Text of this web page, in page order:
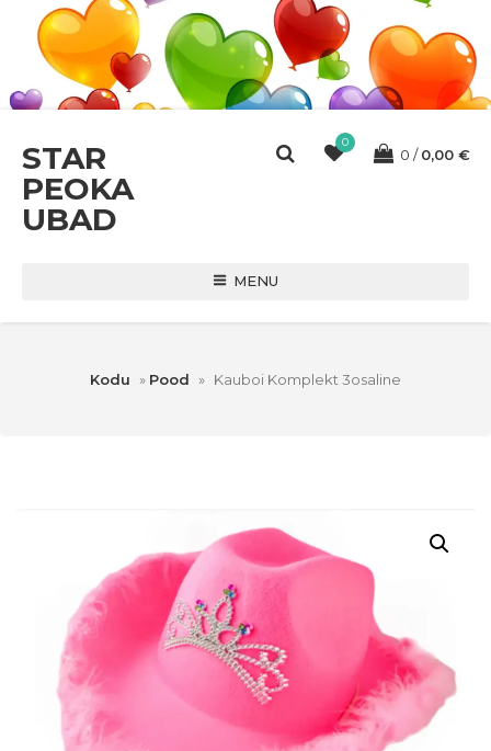
STAR
PEOKA
UBAD
0
0 0,00 €
MENU
Kodu » Pood » Kauboi Komplekt 3osaline